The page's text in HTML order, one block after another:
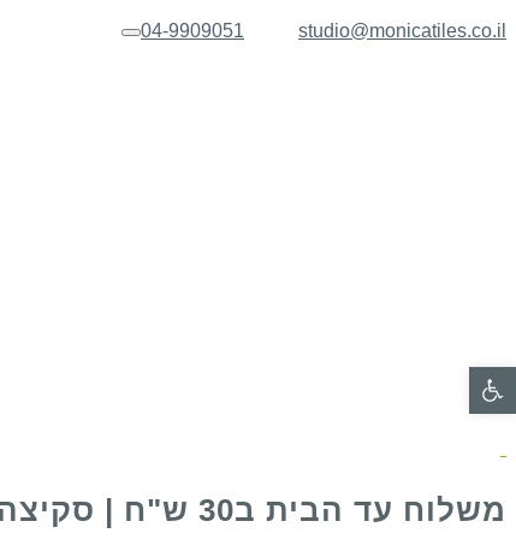
studio@monicatiles.co.il
04-9909051 תפריט
משלוח עד הבית ב30 ש"ח | סקיצה לאישור בכל הזמנה של שלט
פתח סרגל נגישות